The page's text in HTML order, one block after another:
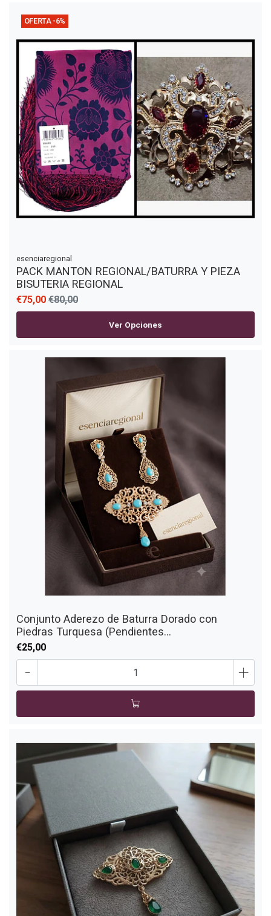
OFERTA -6%
esenciaregional
PACK MANTON REGIONAL/BATURRA Y PIEZA
BISUTERIA REGIONAL
€75,00 €80,00
Ver Opciones
Conjunto Aderezo de Baturra Dorado con
Piedras Turquesa (Pendientes...
€25,00
- +